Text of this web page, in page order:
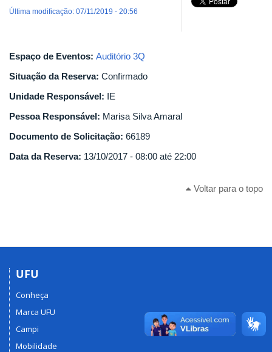
Última modificação: 07/11/2019 - 20:56
Espaço de Eventos: Auditório 3Q
Situação da Reserva: Confirmado
Unidade Responsável: IE
Pessoa Responsável: Marisa Silva Amaral
Documento de Solicitação: 66189
Data da Reserva: 13/10/2017 - 08:00 até 22:00
Voltar para o topo
UFU
Conheça
Marca UFU
Campi
Mobilidade